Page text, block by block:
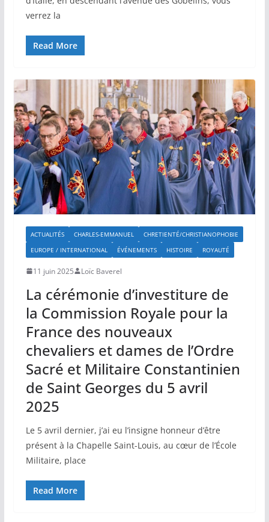
verrez la
Read More
ACTUALITÉS CHARLES-EMMANUEL
CHRETIENTÉ/CHRISTIANOPHOBIE
EUROPE / INTERNATIONAL
ÉVÉNEMENTS HISTOIRE ROYAUTÉ
11 juin 2025 Loïc Baverel
La cérémonie d’investiture de
la Commission Royale pour la
France des nouveaux
chevaliers et dames de l’Ordre
Sacré et Militaire Constantinien
de Saint Georges du 5 avril
2025
Le 5 avril dernier, j’ai eu l’insigne honneur d’être
présent à la Chapelle Saint-Louis, au cœur de l’École
Militaire, place
Read More